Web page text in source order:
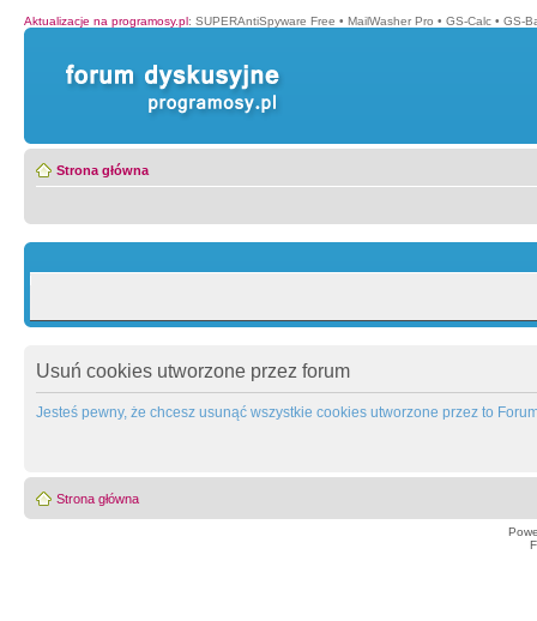
Aktualizacje na programosy.pl: SUPERAntiSpyware Free • MailWasher Pro • GS-Calc • GS-
Strona główna
Usuń cookies utworzone przez forum
Jesteś pewny, że chcesz usunąć wszystkie cookies utworzone przez to
Strona główna